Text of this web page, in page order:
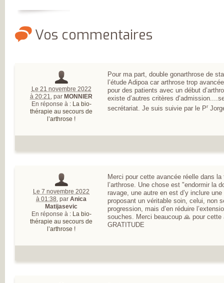
L’ARTHROSE EN
CHIFFRES
QU’EST-CE QUE
L’ARTHROSE ?
LES FACTEURS
RISQUES
LES
ARTHROSE
LA DOULEUR
CHRONIQUE
RESTEZ
MESUREZ
DOULEUR
L’ARTHROSE
PREMIÈRE
Vos commentaires
Le 21 novembre 2022
à 20:21, par MONNIER
En réponse à : La bio-
thérapie au secours de
l’arthrose !
Pour ma part, double gonarthrose de
l’étude Adipoa car arthrose trop
pour des patients avec un début
existe d’autres critères
secrétariat. Je suis suivie par le Pr
Le 7 novembre 2022
à 01:38, par Anica
Matijasevic
En réponse à : La bio-
thérapie au secours de
l’arthrose !
Merci pour cette avancée réelle dans la
l’arthrose. Une chose est "endormir la
ravage, une autre en est d’y inclure
proposant un véritable soin, celui, non
progression, mais d’en réduire
souches. Merci beaucoup 🙏 pour
GRATITUDE